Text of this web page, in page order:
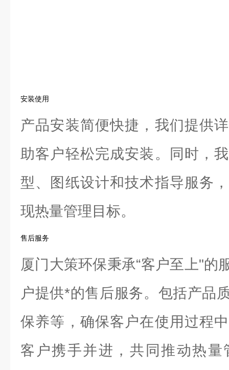
安装使用
产品安装简便快捷，我们提供
助客户轻松完成安装。同时，
型、图纸设计和技术指导服务
现热量管理目标。
售后服务
厦门大策环保秉承“客户至上"的
户提供*的售后服务。包括产品
保养等，确保客户在使用过程
客户携手并进，共同推动热